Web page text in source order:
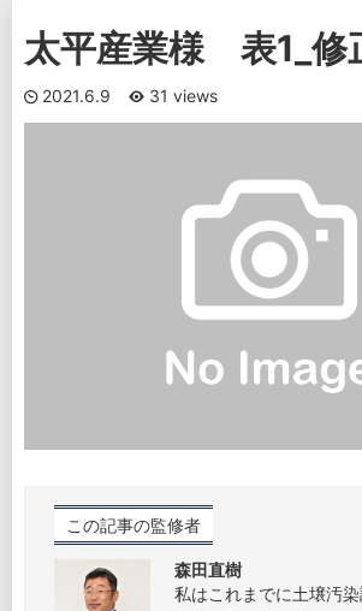
太平産業様 表1_修
2021.6.9 31 views
森田直樹
私はこれまでに土壌汚